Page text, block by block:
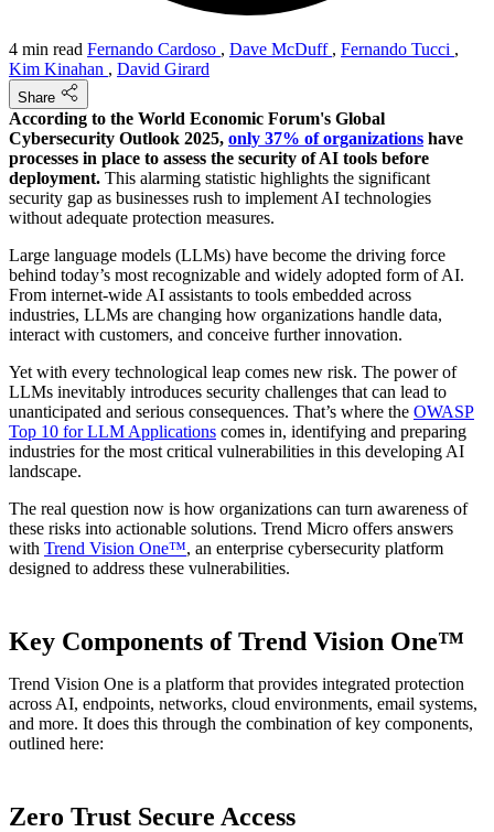
4 min read Fernando Cardoso , Dave McDuff , Fernando Tucci ,
Kim Kinahan , David Girard
Share
According to the World Economic Forum's Global
Cybersecurity Outlook 2025, only 37% of organizations have
processes in place to assess the security of AI tools before
deployment. This alarming statistic highlights the significant
security gap as businesses rush to implement AI technologies
without adequate protection measures.
Large language models (LLMs) have become the driving force
behind today’s most recognizable and widely adopted form of AI.
From internet-wide AI assistants to tools embedded across
industries, LLMs are changing how organizations handle data,
interact with customers, and conceive further innovation.
Yet with every technological leap comes new risk. The power of
LLMs inevitably introduces security challenges that can lead to
unanticipated and serious consequences. That’s where the OWASP
Top 10 for LLM Applications comes in, identifying and preparing
industries for the most critical vulnerabilities in this developing AI
landscape.
The real question now is how organizations can turn awareness of
these risks into actionable solutions. Trend Micro offers answers
with Trend Vision One™, an enterprise cybersecurity platform
designed to address these vulnerabilities.
Key Components of Trend Vision One™
Trend Vision One is a platform that provides integrated protection
across AI, endpoints, networks, cloud environments, email systems,
and more. It does this through the combination of key components,
outlined here:
Zero Trust Secure Access